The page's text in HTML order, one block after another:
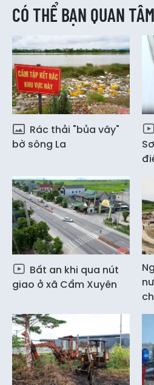
CÓ THỂ BẠN QUAN TÂM
Rác thải "bủa vây"
bờ sông La
Bất an khi qua nút
giao ở xã Cẩm Xuyên